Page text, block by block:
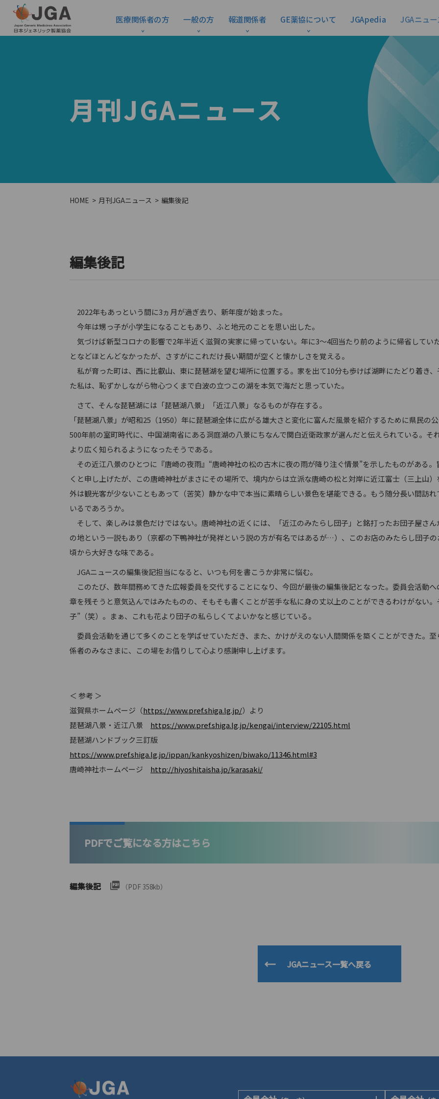
医療関係者の方 一般の方 報道関係者 GE薬協について JGApedia JGAニュー
月刊JGAニュース
HOME 月刊JGAニュース 編集後記
編集後記
2022年もあっという間に3ヵ月が過ぎ去り、新年度が始まった。
今年は甥っ子が小学生になることもあり、ふと地元のことを思い出した。
気づけば新型コロナの影響で2年半近く滋賀の実家に帰っていない。年に3～4回当たり前のように帰省してい
となどほとんどなかったが、さすがにこれだけ長い期間が空くと懐かしさを覚える。
私が育った町は、西に比叡山、東に琵琶湖を望む場所に位置する。家を出て10分も歩けば湖畔にたどり着き
た私は、恥ずかしながら物心つくまで白波の立つこの湖を本気で海だと思っていた。
さて、そんな琵琶湖には「琵琶湖八景」「近江八景」なるものが存在する。
「琵琶湖八景」が昭和25（1950）年に琵琶湖全体に広がる雄大さと変化に富んだ風景を紹介するために県民の
500年前の室町時代に、中国湖南省にある洞庭湖の八景にちなんで関白近衛政家が選んだと伝えられている。そ
より広く知られるようになったそうである。
その近江八景のひとつに『唐崎の夜雨』“唐崎神社の松の古木に夜の雨が降り注ぐ情景”を示したものがある
くと申し上げたが、この唐崎神社がまさにその場所で、境内からは立派な唐崎の松と対岸に近江富士（三上山
外は観光客が少ないこともあって（苦笑）静かな中で本当に素晴らしい景色を堪能できる。もう随分長い間訪
いるであろうか。
そして、楽しみは景色だけではない。唐崎神社の近くには、「近江のみたらし団子」と銘打ったお団子屋さ
の地という一説もあり（京都の下鴨神社が発祥という説の方が有名ではあるが…）、このお店のみたらし団子
頃から大好きな味である。
JGAニュースの編集後記担当になると、いつも何を書こうか非常に悩む。
このたび、数年間務めてきた広報委員を交代することになり、今回が最後の編集後記となった。委員会活動
章を残そうと意気込んではみたものの、そもそも書くことが苦手な私に身の丈以上のことができるわけがない
子”（笑）。まぁ、これも花より団子の私らしくてよいかなと感じている。
委員会活動を通じて多くのことを学ばせていただき、また、かけがえのない人間関係を築くことができた。
係者のみなさまに、この場をお借りして心より感謝申し上げます。
＜ 参考 ＞
滋賀県ホームページ（https://www.pref.shiga.lg.jp/）より
琵琶湖八景・近江八景 https://www.pref.shiga.lg.jp/kengai/interview/22105.html
琵琶湖ハンドブック三訂版
https://www.pref.shiga.lg.jp/ippan/kankyoshizen/biwako/11346.html#3
唐崎神社ホームページ http://hiyoshitaisha.jp/karasaki/
PDFでご覧になる方はこちら
編集後記 （PDF 358kb）
JGAニュース一覧へ戻る